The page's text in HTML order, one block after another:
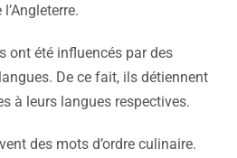
ont été influencés par des
De ce fait, ils détiennent
à leurs langues respectives.
des mots d’ordre culinaire.